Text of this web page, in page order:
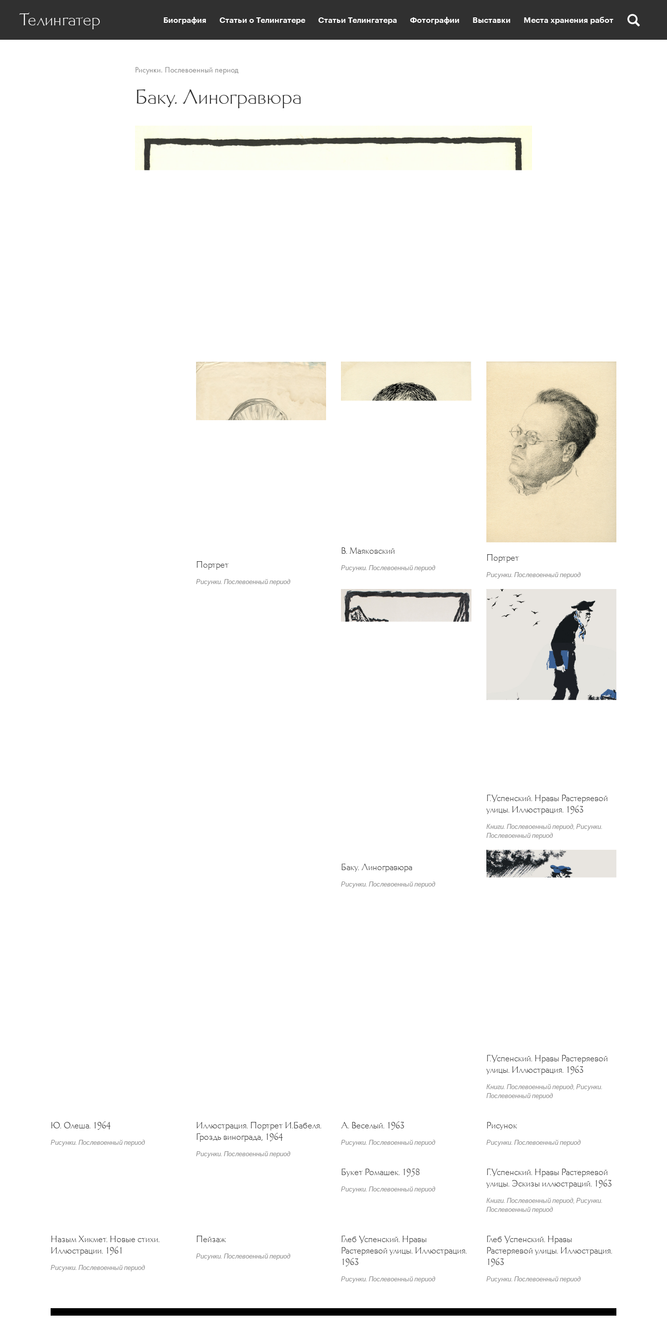
Телингатер Биография Статьи о Телингатере Статьи Телингатера Фотографии Выставки Места хранения работ
Рисунки. Послевоенный период
Баку. Линогравюра
Портрет
Рисунки. Послевоенный период
В. Маяковский
Рисунки. Послевоенный период
Портрет
Рисунки. Послевоенный период
Баку. Линогравюра
Рисунки. Послевоенный период
Г.Успенский. Нравы Растеряевой
улицы. Иллюстрация. 1963
Книги. Послевоенный период, Рисунки.
Послевоенный период
Г.Успенский. Нравы Растеряевой
улицы. Иллюстрация. 1963
Книги. Послевоенный период, Рисунки.
Послевоенный период
Ю. Олеша. 1964
Рисунки. Послевоенный период
Иллюстрация. Портрет И.Бабеля.
Гроздь винограда, 1964
Рисунки. Послевоенный период
А. Веселый. 1963
Рисунки. Послевоенный период
Рисунок
Рисунки. Послевоенный период
Букет Ромашек. 1958
Рисунки. Послевоенный период
Г.Успенский. Нравы Растеряевой
улицы. Эскизы иллюстраций. 1963
Книги. Послевоенный период, Рисунки.
Послевоенный период
Назым Хикмет. Новые стихи.
Иллюстрации. 1961
Рисунки. Послевоенный период
Пейзаж
Рисунки. Послевоенный период
Глеб Успенский. Нравы
Растеряевой улицы. Иллюстрация.
1963
Рисунки. Послевоенный период
Глеб Успенский. Нравы
Растеряевой улицы. Иллюстрация.
1963
Рисунки. Послевоенный период